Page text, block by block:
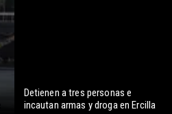
Detienen a tres personas e
incautan armas y droga en Ercilla